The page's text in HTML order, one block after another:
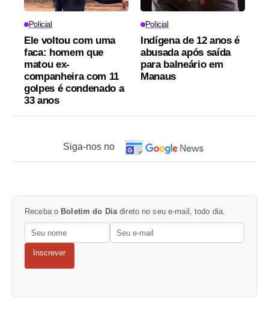
Policial
Ele voltou com uma
faca: homem que
matou ex-
companheira com 11
golpes é condenado a
33 anos
Policial
Indígena de 12 anos é
abusada após saída
para balneário em
Manaus
Siga-nos no
Receba o Boletim do Dia direto no seu e-mail, todo dia.
Inscrever